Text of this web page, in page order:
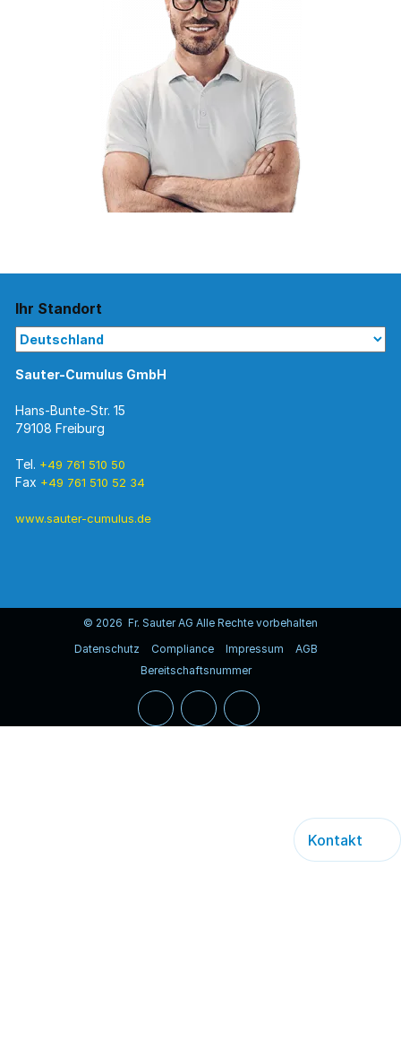
Kontakt
Ihr Standort
Sauter-Cumulus GmbH
Hans-Bunte-Str. 15
79108 Freiburg
Tel. +49 761 510 50
Fax +49 761 510 52 34
www.sauter-cumulus.de
© 2026 Fr. Sauter AG Alle Rechte vorbehalten
Datenschutz
Compliance Impressum
AGB
Bereitschaftsnummer